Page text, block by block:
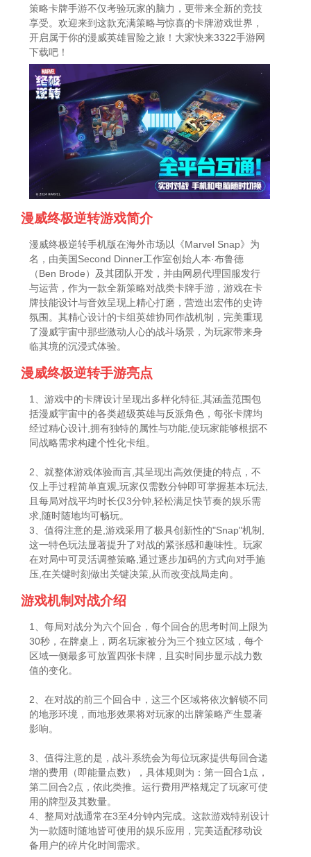
策略卡牌手游不仅考验玩家的脑力，更带来全新的竞技
享受。欢迎来到这款充满策略与惊喜的卡牌游戏世界，
开启属于你的漫威英雄冒险之旅！大家快来3322手游网
下载吧！
漫威终极逆转游戏简介
漫威终极逆转手机版在海外市场以《Marvel Snap》为
名，由美国Second Dinner工作室创始人本·布鲁德
（Ben Brode）及其团队开发，并由网易代理国服发行
与运营，作为一款全新策略对战类卡牌手游，游戏在卡
牌技能设计与音效呈现上精心打磨，营造出宏伟的史诗
氛围。其精心设计的卡组英雄协同作战机制，完美重现
了漫威宇宙中那些激动人心的战斗场景，为玩家带来身
临其境的沉浸式体验。
漫威终极逆转手游亮点
1、游戏中的卡牌设计呈现出多样化特征,其涵盖范围包
括漫威宇宙中的各类超级英雄与反派角色，每张卡牌均
经过精心设计,拥有独特的属性与功能,使玩家能够根据不
同战略需求构建个性化卡组。
2、就整体游戏体验而言,其呈现出高效便捷的特点，不
仅上手过程简单直观,玩家仅需数分钟即可掌握基本玩法,
且每局对战平均时长仅3分钟,轻松满足快节奏的娱乐需
求,随时随地均可畅玩。
3、值得注意的是,游戏采用了极具创新性的"Snap"机制,
这一特色玩法显著提升了对战的紧张感和趣味性。玩家
在对局中可灵活调整策略,通过逐步加码的方式向对手施
压,在关键时刻做出关键决策,从而改变战局走向。
游戏机制对战介绍
1、每局对战分为六个回合，每个回合的思考时间上限为
30秒，在牌桌上，两名玩家被分为三个独立区域，每个
区域一侧最多可放置四张卡牌，且实时同步显示战力数
值的变化。
2、在对战的前三个回合中，这三个区域将依次解锁不同
的地形环境，而地形效果将对玩家的出牌策略产生显著
影响。
3、值得注意的是，战斗系统会为每位玩家提供每回合递
增的费用（即能量点数），具体规则为：第一回合1点，
第二回合2点，依此类推。运行费用严格规定了玩家可使
用的牌型及其数量。
4、整局对战通常在3至4分钟内完成。这款游戏特别设计
为一款随时随地皆可使用的娱乐应用，完美适配移动设
备用户的碎片化时间需求。